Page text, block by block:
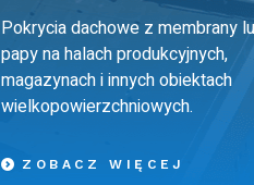
Pokrycia dachowe z membrany
papy na halach produkcyjnych,
magazynach i innych obiektach
wielkopowierzchniowych.
ZOBACZ WIĘCEJ